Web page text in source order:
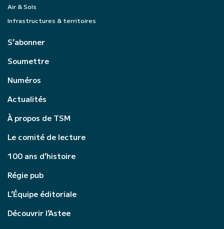
Air & Sols
Infrastructures & territoires
S’abonner
Soumettre
Numéros
Actualités
À propos de TSM
Le comité de lecture
100 ans d’histoire
Régie pub
L’Équipe éditoriale
Découvrir l’Astee